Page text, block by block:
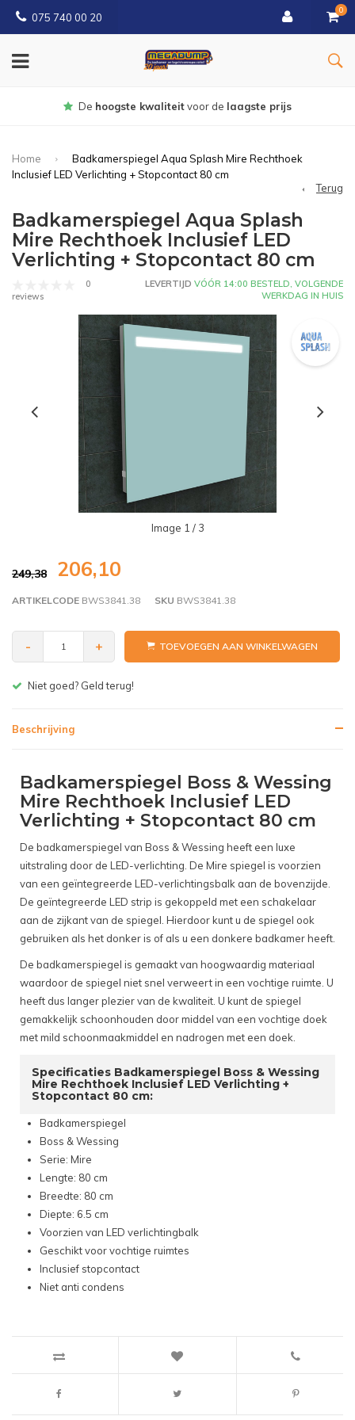
075 740 00 20
0
Gratisbezorgd vanaf € 150
Home
Badkamerspiegel Aqua Splash Mire Rechthoek
Inclusief LED Verlichting + Stopcontact 80 cm
Terug
Badkamerspiegel Aqua Splash
Mire Rechthoek Inclusief LED
Verlichting + Stopcontact 80 cm
0
reviews
LEVERTIJD VÓÓR 14:00 BESTELD, VOLGENDE
WERKDAG IN HUIS
Image 1 / 3
249,38 206,10
ARTIKELCODE BWS3841.38 SKU BWS3841.38
- + TOEVOEGEN AAN WINKELWAGEN
Gratis bezorgen v.a. € 150,- (NL)
Beschrijving
Badkamerspiegel Boss & Wessing
Mire Rechthoek Inclusief LED
Verlichting + Stopcontact 80 cm
De badkamerspiegel van Boss & Wessing heeft een luxe
uitstraling door de LED-verlichting. De Mire spiegel is voorzien
van een geïntegreerde LED-verlichtingsbalk aan de bovenzijde.
De geïntegreerde LED strip is gekoppeld met een schakelaar
aan de zijkant van de spiegel. Hierdoor kunt u de spiegel ook
gebruiken als het donker is of als u een donkere badkamer heeft.
De badkamerspiegel is gemaakt van hoogwaardig materiaal
waardoor de spiegel niet snel verweert in een vochtige ruimte. U
heeft dus langer plezier van de kwaliteit. U kunt de spiegel
gemakkelijk schoonhouden door middel van een vochtige doek
met mild schoonmaakmiddel en nadrogen met een doek.
Specificaties Badkamerspiegel Boss & Wessing
Mire Rechthoek Inclusief LED Verlichting +
Stopcontact 80 cm:
Badkamerspiegel
Boss & Wessing
Serie: Mire
Lengte: 80 cm
Breedte: 80 cm
Diepte: 6.5 cm
Voorzien van LED verlichtingbalk
Geschikt voor vochtige ruimtes
Inclusief stopcontact
Niet anti condens